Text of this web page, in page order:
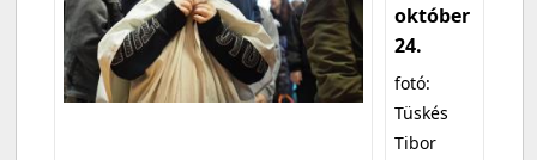
október
24.
fotó:
Tüskés
Tibor